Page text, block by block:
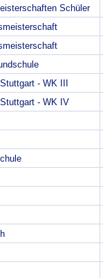
Schüler
- WK III
- WK IV